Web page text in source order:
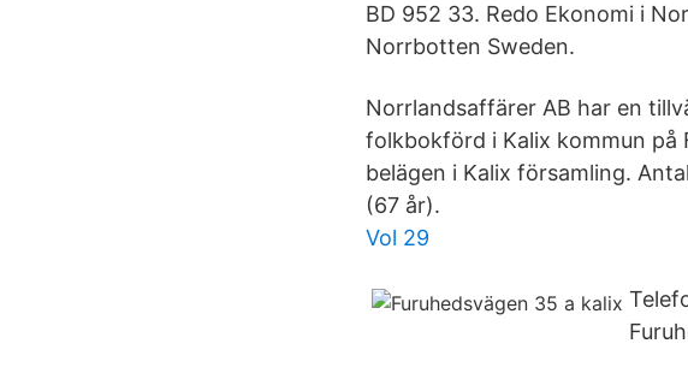
BD 952 33. Redo Ekonomi i
Norrbotten Sweden.
Norrlandsaffärer AB har en
folkbokförd i Kalix kommun på
belägen i Kalix församling.
(67 år).
Vol 29